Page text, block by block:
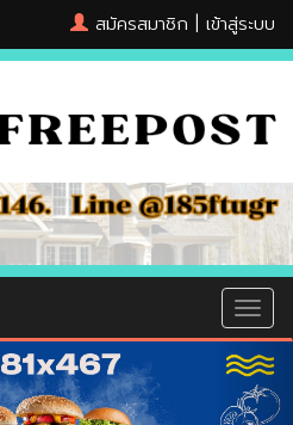
สมัครสมาชิก เข้าสู่ระบบ
MENU